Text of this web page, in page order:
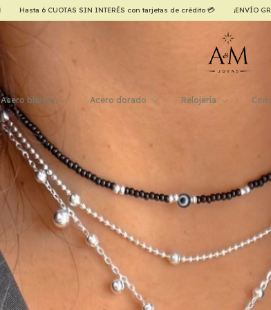
¡ENVÍO GRATIS a todo el país, a partir de $120.000,00! ✈️ 20% OFF
Acero blanco Acero dorado Relojería